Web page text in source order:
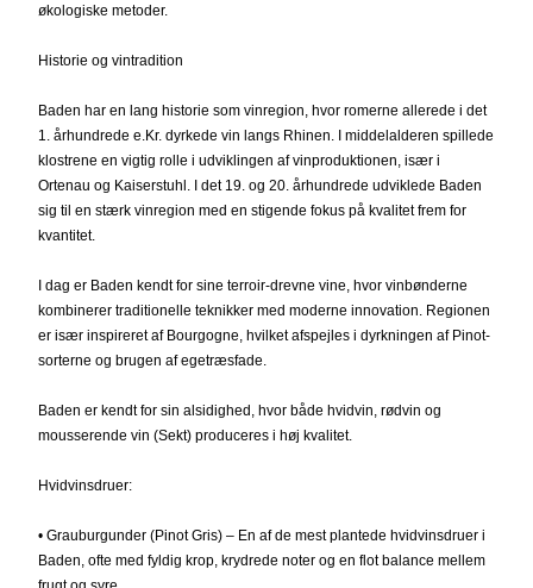
økologiske metoder.
Historie og vintradition
Baden har en lang historie som vinregion, hvor romerne allerede i det
1. århundrede e.Kr. dyrkede vin langs Rhinen. I middelalderen spillede
klostrene en vigtig rolle i udviklingen af vinproduktionen, især i
Ortenau og Kaiserstuhl. I det 19. og 20. århundrede udviklede Baden
sig til en stærk vinregion med en stigende fokus på kvalitet frem for
kvantitet.
I dag er Baden kendt for sine terroir-drevne vine, hvor vinbønderne
kombinerer traditionelle teknikker med moderne innovation. Regionen
er især inspireret af Bourgogne, hvilket afspejles i dyrkningen af Pinot-
sorterne og brugen af egetræsfade.
Baden er kendt for sin alsidighed, hvor både hvidvin, rødvin og
mousserende vin (Sekt) produceres i høj kvalitet.
Hvidvinsdruer:
• Grauburgunder (Pinot Gris) – En af de mest plantede hvidvinsdruer i
Baden, ofte med fyldig krop, krydrede noter og en flot balance mellem